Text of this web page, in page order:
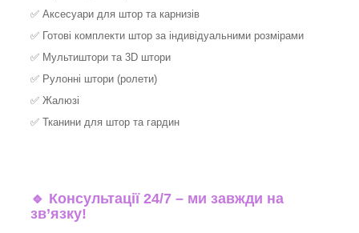
✅ Аксесуари для штор та карнизів
✅ Готові комплекти штор за індивідуальними розмірами
✅ Мультиштори та 3D штори
✅ Рулонні штори (ролети)
✅ Жалюзі
✅ Тканини для штор та гардин
🔹 Консультації 24/7 – ми завжди на
зв’язку!